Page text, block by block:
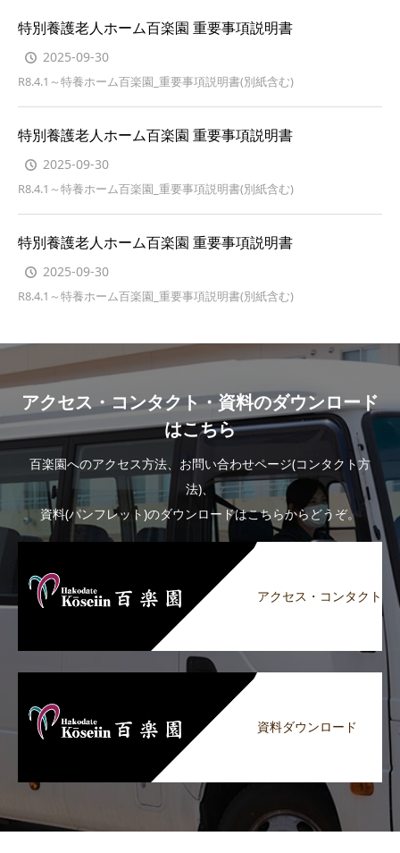
特別養護老人ホーム百楽園 重要事項説明書
2025-09-30
R8.4.1～特養ホーム百楽園_重要事項説明書(別紙含む)
特別養護老人ホーム百楽園 重要事項説明書
2025-09-30
R8.4.1～特養ホーム百楽園_重要事項説明書(別紙含む)
特別養護老人ホーム百楽園 重要事項説明書
2025-09-30
R8.4.1～特養ホーム百楽園_重要事項説明書(別紙含む)
アクセス・コンタクト・資料のダウンロード
はこちら
百楽園へのアクセス方法、お問い合わせページ(コンタクト方
法)、
資料(パンフレット)のダウンロードはこちらからどうぞ。
アクセス・コンタクト
資料ダウンロード